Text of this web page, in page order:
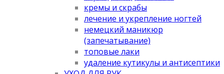
кремы и скрабы
лечение и укрепление ногтей
немецкий маникюр
(запечатывание)
топовые лаки
удаление кутикулы и антисептики